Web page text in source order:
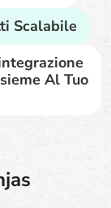
Scalabile
Al Tuo